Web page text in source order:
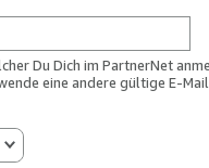
Du Dich im PartnerNet
eine andere gültige E-